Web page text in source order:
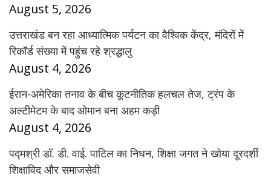
August 5, 2026
उत्तराखंड बन रहा आध्यात्मिक पर्यटन का वैश्विक केंद्र, मंदिरों में
रिकॉर्ड संख्या में पहुंच रहे श्रद्धालु
August 4, 2026
ईरान-अमेरिका तनाव के बीच कूटनीतिक हलचल तेज, ट्रंप के
अल्टीमेटम के बाद ओमान बना अहम कड़ी
August 4, 2026
पद्मश्री डॉ. डी. वाई. पाटिल का निधन, शिक्षा जगत ने खोया दूरदर्शी
शिक्षाविद और समाजसेवी